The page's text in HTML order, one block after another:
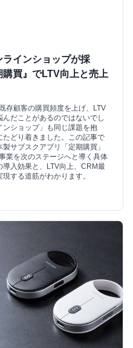
ラインショップが採
買』でLTV向上と売上
存顧客の購買頻度を上げ、LTV
だことがあるのではないでし
ンショップ」も同じ課題を抱
どり着きました。この記事で
サブスクアプリ「定期購買」
業を次のステージへと導く具体
入効果と、LTV向上、CRM最
する道筋がわかります。